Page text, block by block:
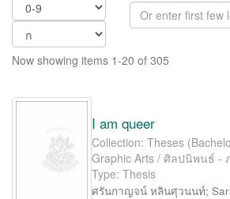
Now showing items 1-20 of 305
I am queer
Collection: Theses
Graphic Arts / ศิลปนิพนธ์ -
Type: Thesis
ศรันกาญจน์ หลินศุวนนท์;